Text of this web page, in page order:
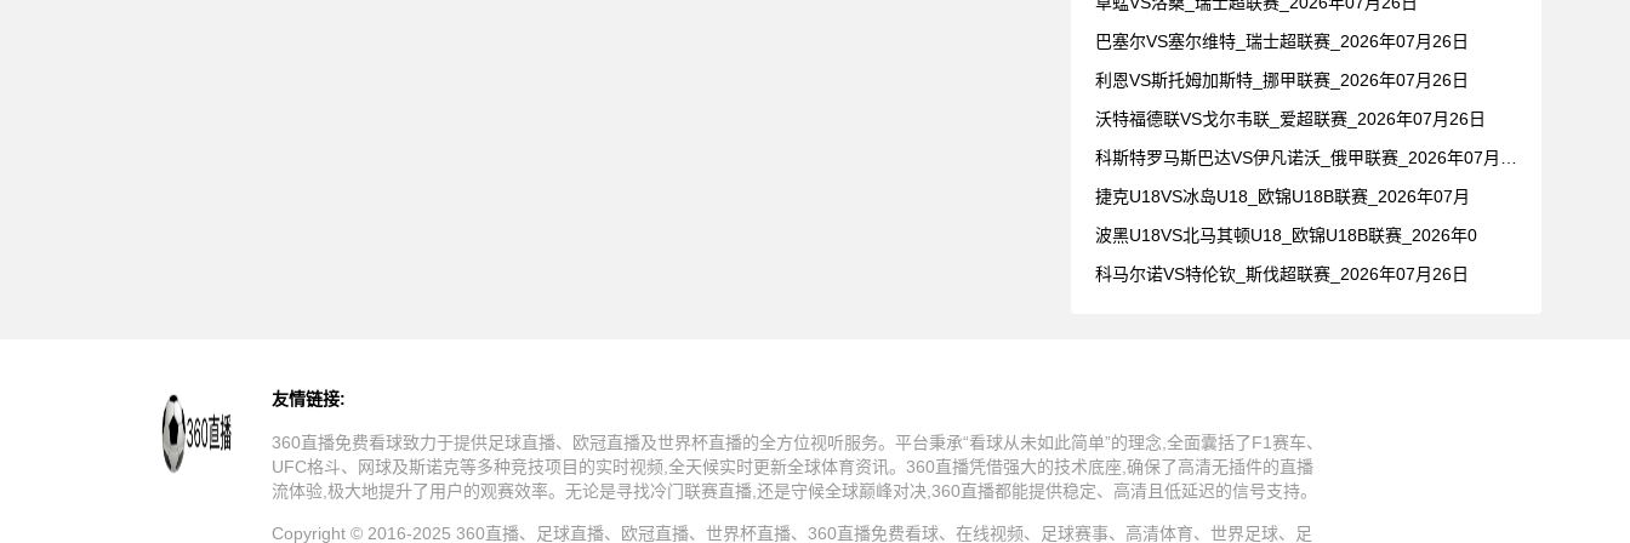
巴塞尔VS塞尔维特_瑞士超联赛_2026年07月26日
利恩VS斯托姆加斯特_挪甲联赛_2026年07月26日
沃特福德联VS戈尔韦联_爱超联赛_2026年07月26日
捷克U18VS冰岛U18_欧锦U18B联赛_2026年07月
波黑U18VS北马其顿U18_欧锦U18B联赛_2026年0
科马尔诺VS特伦钦_斯伐超联赛_2026年07月26日
友情链接:
360直播免费看球致力于提供足球直播、欧冠直播及世界杯直播的全方位视听服务。平台秉承“看球从未如此简单”的理念,全面囊括了F1赛车、
UFC格斗、网球及斯诺克等多种竞技项目的实时视频,全天候实时更新全球体育资讯。360直播凭借强大的技术底座,确保了高清无插件的直播
流体验,极大地提升了用户的观赛效率。无论是寻找冷门联赛直播,还是守候全球巅峰对决,360直播都能提供稳定、高清且低延迟的信号支持。
Copyright © 2016-2025 360直播、足球直播、欧冠直播、世界杯直播、360直播免费看球、在线视频、足球赛事、高清体育、世界足球、足